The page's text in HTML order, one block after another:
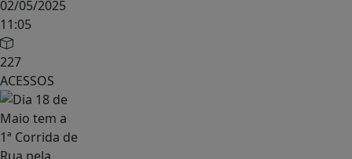
02/05/2025
11:05
227
ACESSOS